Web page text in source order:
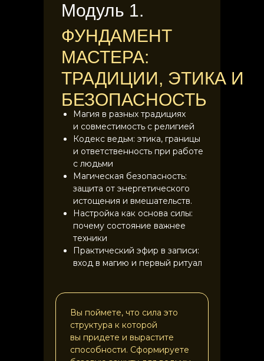
ФУНДАМЕНТ
МАСТЕРА:
ТРАДИЦИИ, ЭТИКА И
БЕЗОПАСНОСТЬ
Модуль 1.
Вы поймете, что сила это
структура к которой
вы придете и вырастите
способности. Сформируете
Магия в разных традициях
и совместимость с религией
Кодекс ведьм: этика, границы
и ответственность при работе
с людьми
Магическая безопасность:
защита от энергетического
истощения и вмешательств.
Настройка как основа силы:
почему состояние важнее
техники
Практический эфир в записи:
вход в магию и первый ритуал